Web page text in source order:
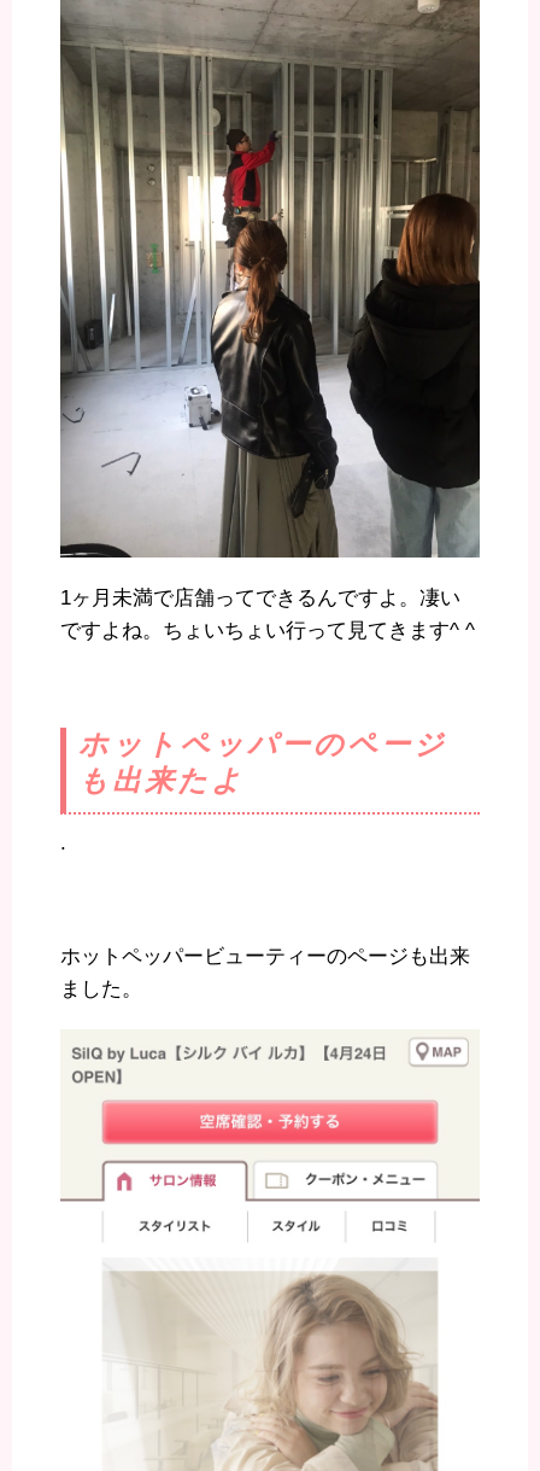
1ヶ月未満で店舗ってできるんですよ。凄い
ですよね。ちょいちょい行って見てきます^ ^
ホットペッパーのページ
も出来たよ
.
ホットペッパービューティーのページも出来
ました。